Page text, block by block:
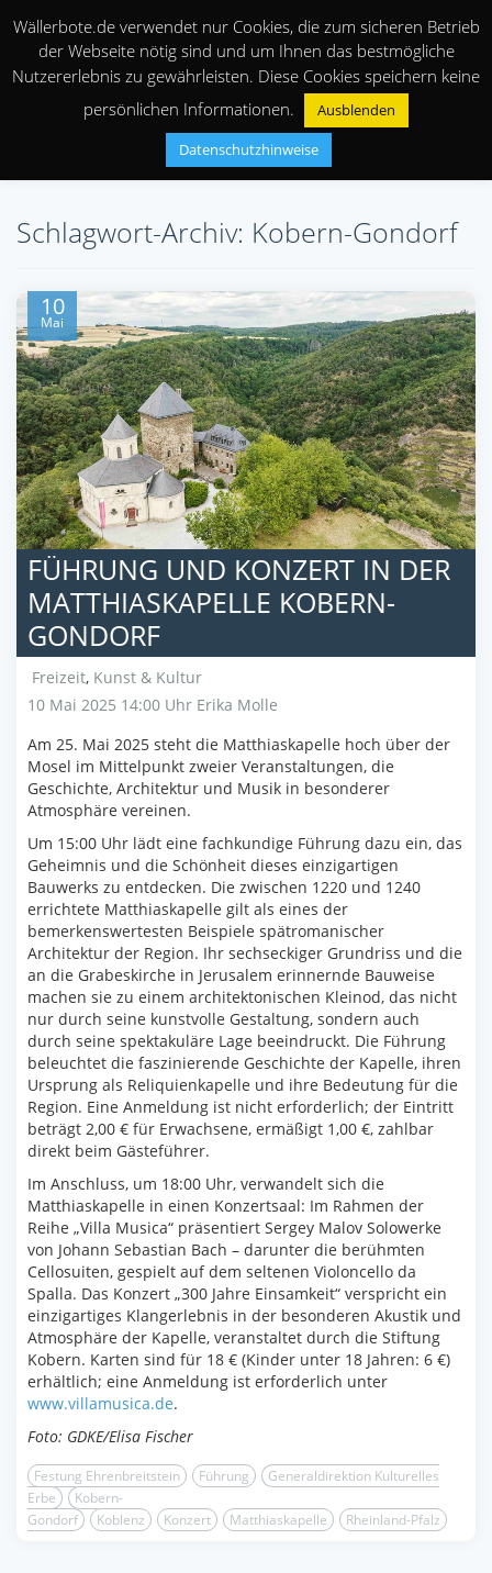
Schlagwort-Archiv: Kobern-Gondorf
10
Mai
FÜHRUNG UND KONZERT IN DER
MATTHIASKAPELLE KOBERN-
GONDORF
Freizeit, Kunst & Kultur
10 Mai 2025 14:00 Uhr Erika Molle
Am 25. Mai 2025 steht die Matthiaskapelle hoch über der
Mosel im Mittelpunkt zweier Veranstaltungen, die
Geschichte, Architektur und Musik in besonderer
Atmosphäre vereinen.
Um 15:00 Uhr lädt eine fachkundige Führung dazu ein, das
Geheimnis und die Schönheit dieses einzigartigen
Bauwerks zu entdecken. Die zwischen 1220 und 1240
errichtete Matthiaskapelle gilt als eines der
bemerkenswertesten Beispiele spätromanischer
Architektur der Region. Ihr sechseckiger Grundriss und die
an die Grabeskirche in Jerusalem erinnernde Bauweise
machen sie zu einem architektonischen Kleinod, das nicht
nur durch seine kunstvolle Gestaltung, sondern auch
durch seine spektakuläre Lage beeindruckt. Die Führung
beleuchtet die faszinierende Geschichte der Kapelle, ihren
Ursprung als Reliquienkapelle und ihre Bedeutung für die
Region. Eine Anmeldung ist nicht erforderlich; der Eintritt
beträgt 2,00 € für Erwachsene, ermäßigt 1,00 €, zahlbar
direkt beim Gästeführer.
Im Anschluss, um 18:00 Uhr, verwandelt sich die
Matthiaskapelle in einen Konzertsaal: Im Rahmen der
Reihe „Villa Musica“ präsentiert Sergey Malov Solowerke
von Johann Sebastian Bach – darunter die berühmten
Cellosuiten, gespielt auf dem seltenen Violoncello da
Spalla. Das Konzert „300 Jahre Einsamkeit“ verspricht ein
einzigartiges Klangerlebnis in der besonderen Akustik und
Atmosphäre der Kapelle, veranstaltet durch die Stiftung
Kobern. Karten sind für 18 € (Kinder unter 18 Jahren: 6 €)
erhältlich; eine Anmeldung ist erforderlich unter
www.villamusica.de.
Foto: GDKE/Elisa Fischer
Festung Ehrenbreitstein Führung
Generaldirektion Kulturelles
Erbe
Kobern-
Gondorf
Koblenz Konzert Matthiaskapelle Rheinland-Pfalz
Wällerbote.de verwendet nur Cookies, die zum sicheren Betrieb
der Webseite nötig sind und um Ihnen das bestmögliche
Nutzererlebnis zu gewährleisten. Diese Cookies speichern keine
persönlichen Informationen.
Ausblenden
Datenschutzhinweise